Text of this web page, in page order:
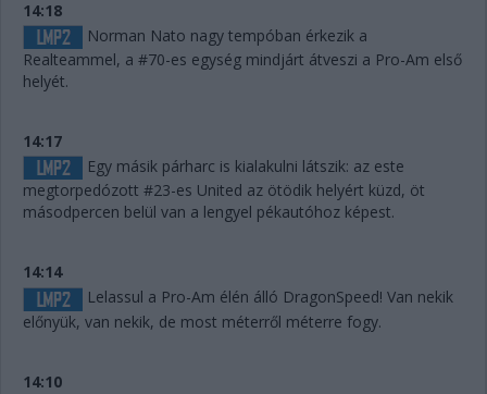
14:18
Norman Nato nagy tempóban érkezik a
Realteammel, a #70-es egység mindjárt átveszi a Pro-Am első
helyét.
14:17
Egy másik párharc is kialakulni látszik: az este
megtorpedózott #23-es United az ötödik helyért küzd, öt
másodpercen belül van a lengyel pékautóhoz képest.
14:14
Lelassul a Pro-Am élén álló DragonSpeed! Van nekik
előnyük, van nekik, de most méterről méterre fogy.
14:10